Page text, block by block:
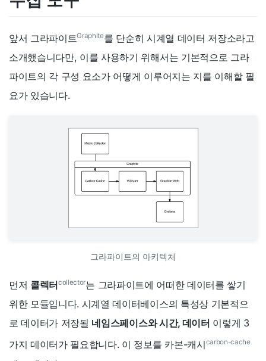
앞서 그라파이트Graphite를 단순히 시계열 데이터 저장소라고
소개했습니다만, 이를 사용하기 위해서는 기본적으로 그라
파이트의 각 구성 요소가 어떻게 이루어지는 지를 이해할 필
요가 있습니다.
그라파이트의 아키텍처
먼저 콜렉터collector는 그라파이트에 어떠한 데이터를 쌓기
위한 모듈입니다. 시계열 데이터베이스의 특성상 기본적으
로 데이터가 저장될 네임스페이스와 시간, 데이터 이렇게 3
가지 데이터가 필요합니다. 이 정보를 카본-캐시carbon-cache